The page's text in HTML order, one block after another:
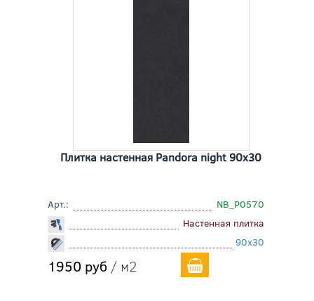
Плитка настенная Pandora night 90x30
Арт.:
NB_P0570
Настенная плитка
90x30
1950 руб / м2